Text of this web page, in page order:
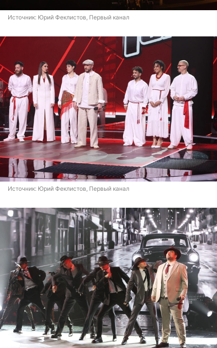
Источник: Юрий Феклистов, Первый канал
Источник: Юрий Феклистов, Первый канал